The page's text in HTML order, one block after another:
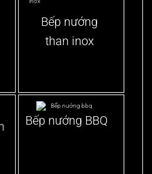
Bếp nướng
than inox
Bếp nướng BBQ